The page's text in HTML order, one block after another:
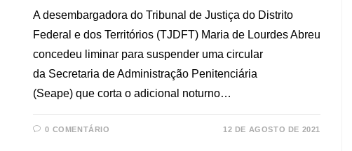
A desembargadora do Tribunal de Justiça do Distrito
Federal e dos Territórios (TJDFT) Maria de Lourdes Abreu
concedeu liminar para suspender uma circular
da Secretaria de Administração Penitenciária
(Seape) que corta o adicional noturno…
0 COMENTÁRIO 12 DE AGOSTO DE 2021